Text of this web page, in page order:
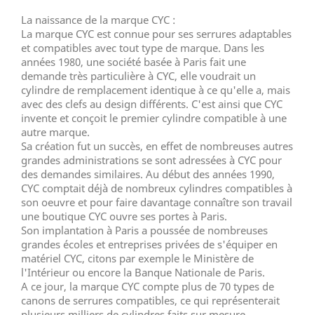
La naissance de la marque CYC :
La marque CYC est connue pour ses serrures adaptables
et compatibles avec tout type de marque. Dans les
années 1980, une société basée à Paris fait une
demande très particulière à CYC, elle voudrait un
cylindre de remplacement identique à ce qu'elle a, mais
avec des clefs au design différents. C'est ainsi que CYC
invente et conçoit le premier cylindre compatible à une
autre marque.
Sa création fut un succès, en effet de nombreuses autres
grandes administrations se sont adressées à CYC pour
des demandes similaires. Au début des années 1990,
CYC comptait déjà de nombreux cylindres compatibles à
son oeuvre et pour faire davantage connaître son travail
une boutique CYC ouvre ses portes à Paris.
Son implantation à Paris a poussée de nombreuses
grandes écoles et entreprises privées de s'équiper en
matériel CYC, citons par exemple le Ministère de
l'Intérieur ou encore la Banque Nationale de Paris.
A ce jour, la marque CYC compte plus de 70 types de
canons de serrures compatibles, ce qui représenterait